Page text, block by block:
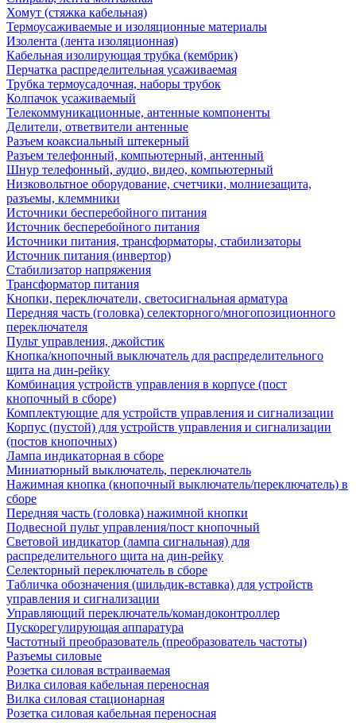
Хомут (стяжка кабельная)
Термоусаживаемые и изоляционные материалы
Изолента (лента изоляционная)
Кабельная изолирующая трубка (кембрик)
Перчатка распределительная усаживаемая
Трубка термоусадочная, наборы трубок
Колпачок усаживаемый
Телекоммуникационные, антенные компоненты
Делители, ответвители антенные
Разъем коаксиальный штекерный
Разъем телефонный, компьютерный, антенный
Шнур телефонный, аудио, видео, компьютерный
Низковольтное оборудование, счетчики, молниезащита,
разъемы, клеммники
Источники бесперебойного питания
Источник бесперебойного питания
Источники питания, трансформаторы, стабилизаторы
Источник питания (инвертор)
Стабилизатор напряжения
Трансформатор питания
Кнопки, переключатели, светосигнальная арматура
Передняя часть (головка) селекторного/многопозиционного
переключателя
Пульт управления, джойстик
Кнопка/кнопочный выключатель для распределительного
щита на дин-рейку
Комбинация устройств управления в корпусе (пост
кнопочный в сборе)
Комплектующие для устройств управления и сигнализации
Корпус (пустой) для устройств управления и сигнализации
(постов кнопочных)
Лампа индикаторная в сборе
Миниатюрный выключатель, переключатель
Нажимная кнопка (кнопочный выключатель/переключатель) в
сборе
Передняя часть (головка) нажимной кнопки
Подвесной пульт управления/пост кнопочный
Световой индикатор (лампа сигнальная) для
распределительного щита на дин-рейку
Селекторный переключатель в сборе
Табличка обозначения (шильдик-вставка) для устройств
управления и сигнализации
Управляющий переключатель/командоконтроллер
Пускорегулирующая аппаратура
Частотный преобразователь (преобразователь частоты)
Разъемы силовые
Розетка силовая встраиваемая
Вилка силовая кабельная переносная
Вилка силовая стационарная
Розетка силовая кабельная переносная